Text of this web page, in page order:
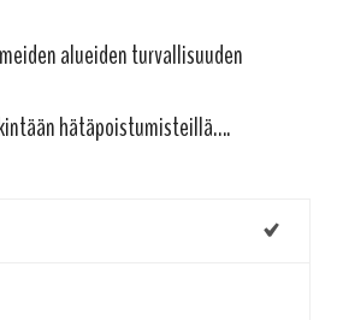
alueiden turvallisuuden
hätäpoistumisteillä….